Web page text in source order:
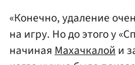
«Конечно, удаление
на игру. Но до этого у
начинаяМахачкалойи